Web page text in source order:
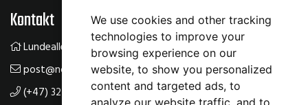
We use cookies and other tracking
technologies to improve your
browsing experience on our
website, to show you personalized
content and targeted ads, to
analyze our website traffic, and to
Kontakt
Lundealleen 61, 3534 Sokna
post@norsksalsenter.no
(+47) 32 14 22 00